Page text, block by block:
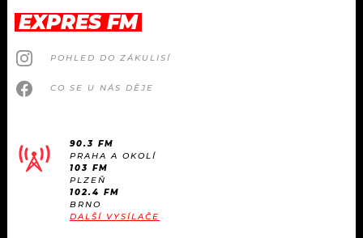
EXPRES FM
POHLED DO ZÁKULISÍ
CO SE U NÁS DĚJE
90.3 FM
PRAHA A OKOLÍ
103 FM
PLZEŇ
102.4 FM
BRNO
DALŠÍ VYSÍLAČE